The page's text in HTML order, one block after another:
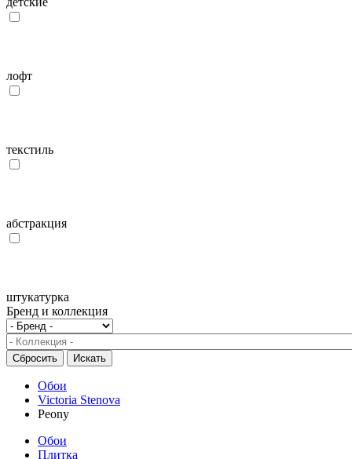
лофт
текстиль
абстракция
штукатурка
Бренд и коллекция
Обои
Victoria Stenova
Peony
Обои
Плитка